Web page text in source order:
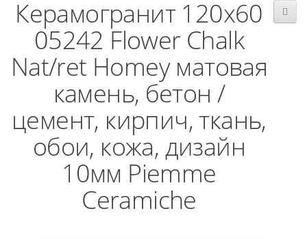
Керамогранит 120x60
05242 Flower Chalk
Nat/ret Homey матовая
камень, бетон /
цемент, кирпич, ткань,
обои, кожа, дизайн
10мм Piemme
Ceramiche